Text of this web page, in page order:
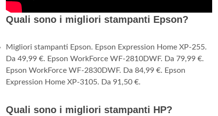
Quali sono i migliori stampanti Epson?
Migliori stampanti Epson. Epson Expression Home XP-255.
Da 49,99 €. Epson WorkForce WF-2810DWF. Da 79,99 €.
Epson WorkForce WF-2830DWF. Da 84,99 €. Epson
Expression Home XP-3105. Da 91,50 €.
Quali sono i migliori stampanti HP?